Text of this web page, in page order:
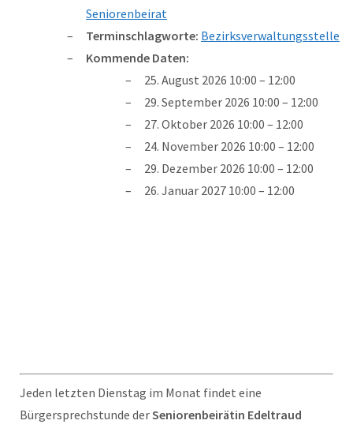
Seniorenbeirat
Terminschlagworte: Bezirksverwaltungsstelle
Kommende Daten:
25. August 2026 10:00 – 12:00
29. September 2026 10:00 – 12:00
27. Oktober 2026 10:00 – 12:00
24. November 2026 10:00 – 12:00
29. Dezember 2026 10:00 – 12:00
26. Januar 2027 10:00 – 12:00
Jeden letzten Dienstag im Monat findet eine
Bürgersprechstunde derSeniorenbeirätin Edeltraud